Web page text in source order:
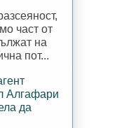
част от
на
пот...
Алгафари
да